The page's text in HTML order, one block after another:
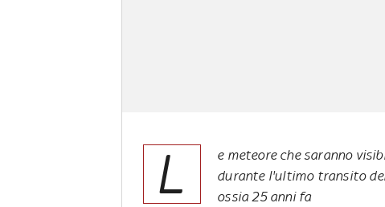
L
e meteore che saranno
durante l'ultimo transito
ossia 25 anni fa